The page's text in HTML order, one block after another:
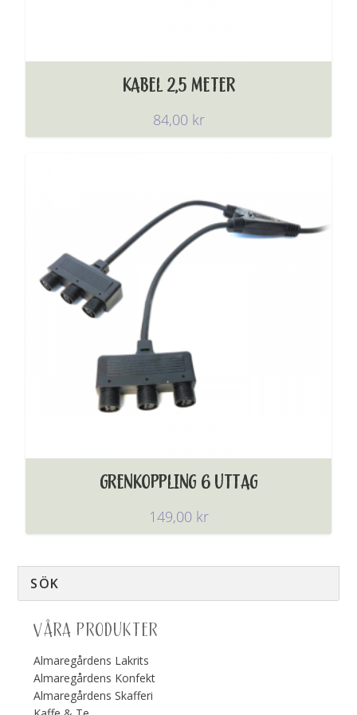
KABEL 2,5 METER
84,00 kr
GRENKOPPLING 6 UTTAG
149,00 kr
VÅRA PRODUKTER
Almaregårdens Lakrits
Almaregårdens Konfekt
Almaregårdens Skafferi